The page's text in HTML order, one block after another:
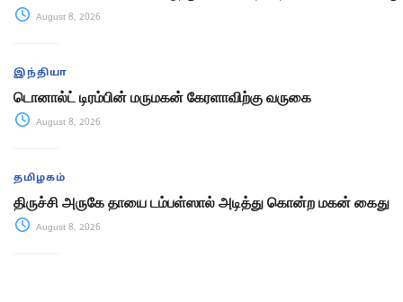
August 8, 2026
இந்தியா
டொனால்ட் டிரம்பின் மருமகன் கேரளாவிற்கு வருகை
August 8, 2026
தமிழகம்
திருச்சி அருகே தாயை டம்பள்ஸால் அடித்து கொன்ற மகன் கைது
August 8, 2026